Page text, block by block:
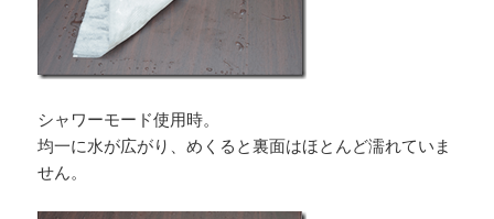
シャワーモード使用時。
均一に水が広がり、めくると裏面はほとんど濡れていま
せん。